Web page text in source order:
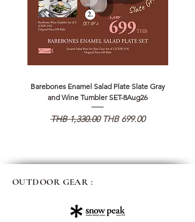
Barebones Enamel Salad Plate Slate Gray
and Wine Tumbler SET-8Aug26
通常価格
THB 1,330.00 セール価格
THB 699.00
OUTDOOR GEAR :